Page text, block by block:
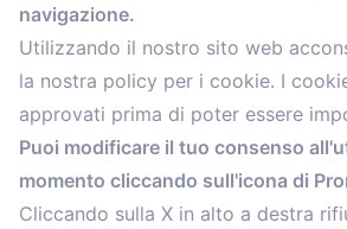
navigazione.
Utilizzando il nostro sito web
la nostra policy per i cookie. I
approvati prima di poter essere
Puoi modificare il tuo consenso
momento cliccando sull'icona di
Cliccando sulla X in alto a destra